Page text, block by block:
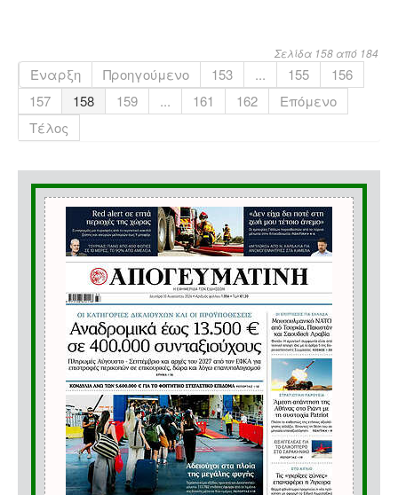
Σελίδα 158 από 184
Έναρξη Προηγούμενο 153 ... 155
156
157
158 159 ... 161 162
Επόμενο
Τέλος